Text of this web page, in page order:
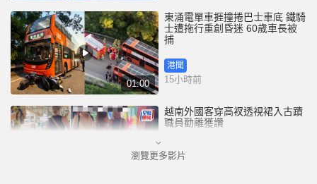
01:00
東涌電單車捱撞捲巴士車底 鐵騎
士遭拖行重創昏迷 60歲車長被
捕
港聞
15小時前
越南外國客穿高衩透視裙入古蹟
職員勸離獲讚
國際
瀏覽更多影片